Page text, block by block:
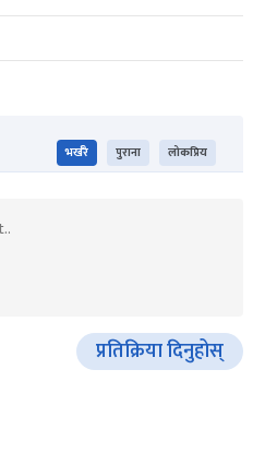
भर्खरै पुराना लोकप्रिय
प्रतिक्रिया दिनुहोस्